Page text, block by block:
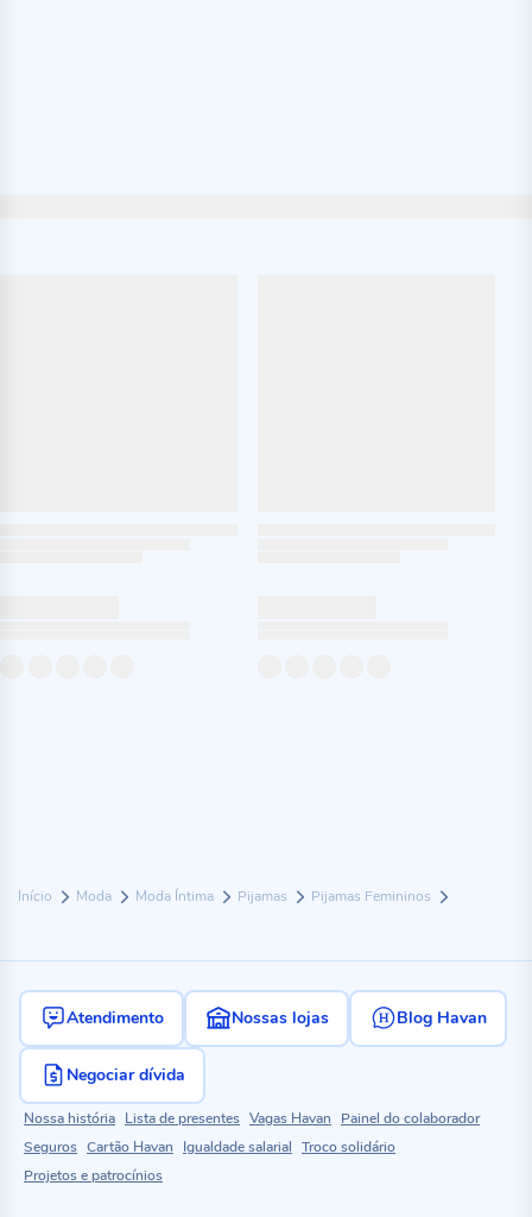
Início Moda Moda Íntima Pijamas Pijamas Femininos
Atendimento Nossas lojas Blog Havan
Negociar dívida
Nossa história Lista de presentes Vagas Havan
Painel do colaborador
Seguros Cartão Havan Igualdade salarial Troco solidário
Projetos e patrocínios